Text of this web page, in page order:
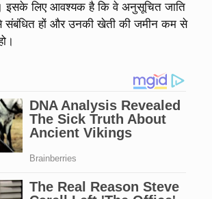
इसके लिए आवश्यक है कि वे अनुसूचित जाति
से संबंधित हों और उनकी खेती की जमीन कम से